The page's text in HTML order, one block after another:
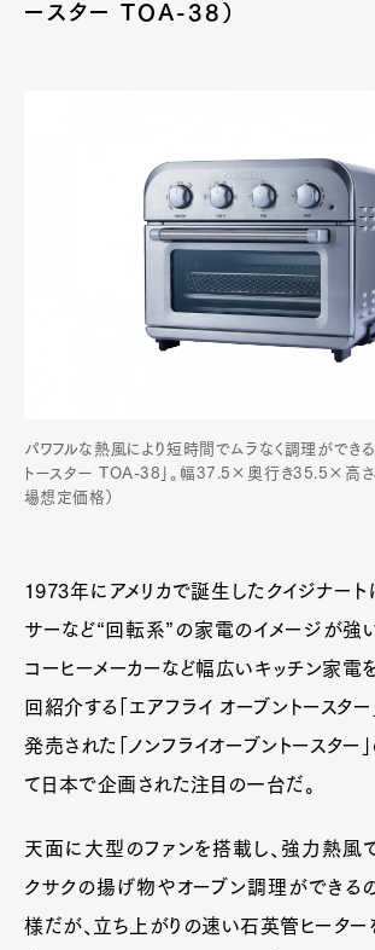
ースター TOA-38）
パワフルな熱風により短時間でムラなく調理ができる
トースター TOA-38」。幅37.5×奥行き35.5×高
場想定価格）
1973年にアメリカで誕生したクイジナート
サーなど“回転系”の家電のイメージが強
コーヒーメーカーなど幅広いキッチン家電
回紹介する「エアフライ オーブントースタ
発売された「ノンフライオーブントースター
て日本で企画された注目の一台だ。
天面に大型のファンを搭載し、強力熱風
クサクの揚げ物やオーブン調理ができる
様だが、立ち上がりの速い石英管ヒータ